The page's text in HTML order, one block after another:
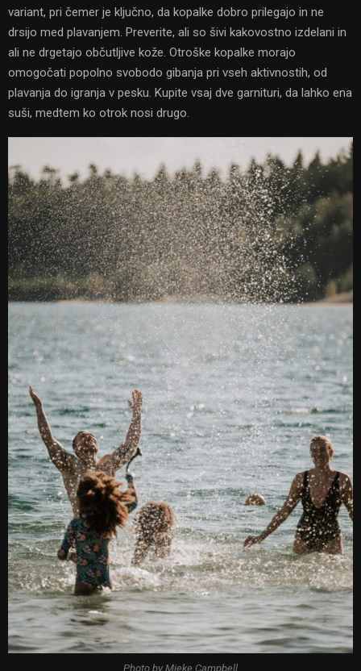
variant, pri čemer je ključno, da kopalke dobro prilegajo in ne
drsijo med plavanjem. Preverite, ali so šivi kakovostno izdelani in
ali ne drgetajo občutljive kože. Otroške kopalke morajo
omogočati popolno svobodo gibanja pri vseh aktivnostih, od
plavanja do igranja v pesku. Kupite vsaj dve garnituri, da lahko ena
suši, medtem ko otrok nosi drugo.
Photo by Mieke Campbell